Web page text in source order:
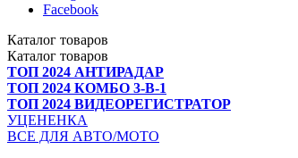
Facebook
Каталог товаров
Каталог товаров
ТОП 2024 АНТИРАДАР
ТОП 2024 КОМБО 3-В-1
ТОП 2024 ВИДЕОРЕГИСТРАТОР
УЦЕНЕНКА
ВСЕ ДЛЯ АВТО/МОТО